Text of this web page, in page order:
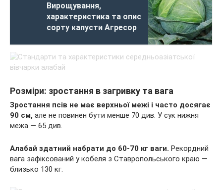
Вирощування,
характеристика та опис
сорту капусти Агресор
Розміри: зростання в загривку та вага
Зростання псів не має верхньої межі і часто досягає
90 см, але не повинен бути менше 70 див. У сук нижня
межа — 65 див.
Алабай здатний набрати до 60-70 кг ваги. Рекордний
вага зафіксований у кобеля з Ставропольського краю —
близько 130 кг.